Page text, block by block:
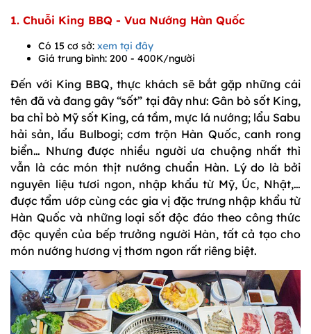
1. Chuỗi King BBQ - Vua Nướng Hàn Quốc
Có 15 cơ sở: xem tại đây
Giá trung bình: 200 - 400K/người
Đến với King BBQ, thực khách sẽ bắt gặp những cái
tên đã và đang gây “sốt” tại đây như: Gân bò sốt King,
ba chỉ bò Mỹ sốt King, cá tầm, mực lá nướng; lẩu Sabu
hải sản, lẩu Bulbogi; cơm trộn Hàn Quốc, canh rong
biển… Nhưng được nhiều người ưa chuộng nhất thì
vẫn là các món thịt nướng chuẩn Hàn. Lý do là bởi
nguyên liệu tươi ngon, nhập khẩu từ Mỹ, Úc, Nhật,…
được tẩm ướp cùng các gia vị đặc trưng nhập khẩu từ
Hàn Quốc và những loại sốt độc đáo theo công thức
độc quyền của bếp trưởng người Hàn, tất cả tạo cho
món nướng hương vị thơm ngon rất riêng biệt.